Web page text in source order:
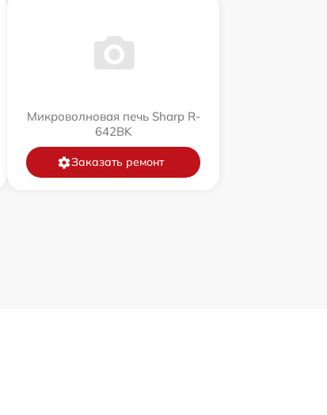
Микроволновая печь Sharp R-
642BK
Заказать ремонт